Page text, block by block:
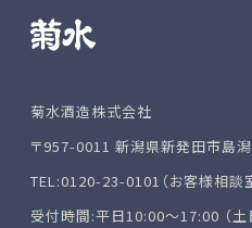
菊水酒造株式会社
〒957-0011 新潟県新発田市島
TEL:0120-23-0101（お客様相談
受付時間:平日10:00～17:00 （土